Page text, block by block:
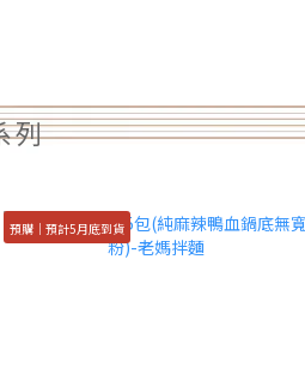
列
預購｜預計5月底到貨